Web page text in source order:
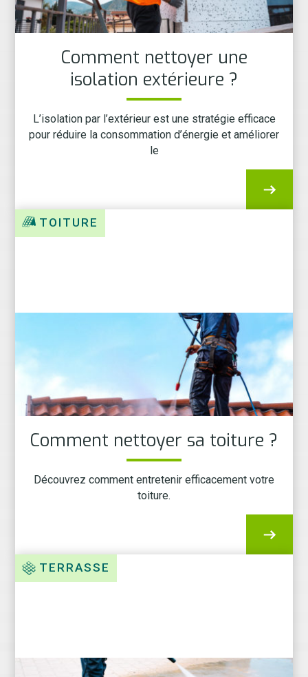
Comment nettoyer une
isolation extérieure ?
L’isolation par l’extérieur est une stratégie efficace
pour réduire la consommation d’énergie et améliorer
le
TOITURE
Comment nettoyer sa toiture ?
Découvrez comment entretenir efficacement votre
toiture.
TERRASSE